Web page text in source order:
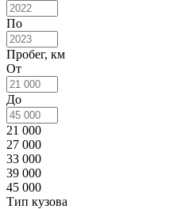
По
Пробег, км
От
До
21 000
27 000
33 000
39 000
45 000
Тип кузова